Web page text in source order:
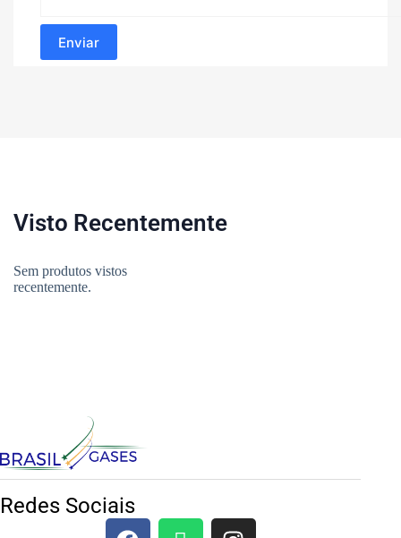
Enviar
Visto Recentemente
Sem produtos vistos
recentemente.
Redes Sociais